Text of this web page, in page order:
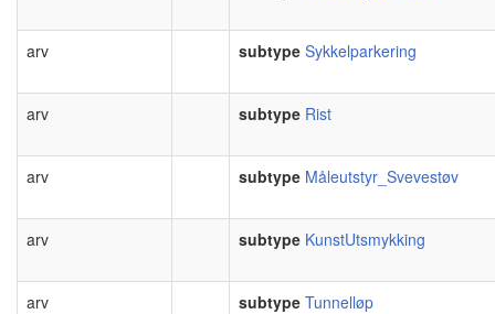
arv subtype Sykkelparkering
arv subtype Rist
arv subtype Måleutstyr_Svevestøv
arv subtype KunstUtsmykking
arv subtype Tunnelløp